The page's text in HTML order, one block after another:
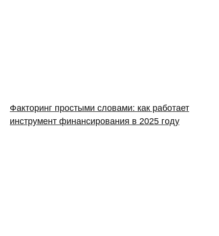
Факторинг простыми словами: как работает
инструмент финансирования в 2025 году